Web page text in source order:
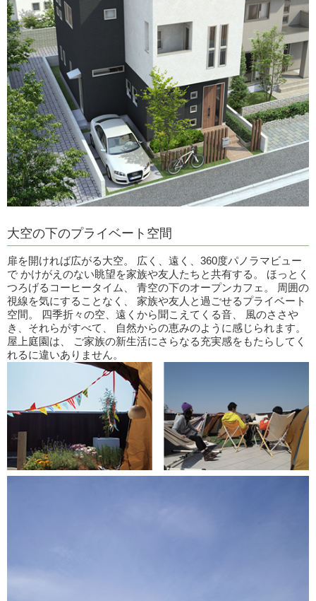
大空の下のプライベート空間
扉を開ければ広がる大空。 広く、遠く、360度パノラマビュー
で かけがえのない眺望を家族や友人たちと共有する。 ほっとく
つろげるコーヒータイム、 青空の下のオープンカフェ。 周囲の
視線を気にすることなく、 家族や友人と過ごせるプライベート
空間。 四季折々の空、遠くから聞こえてくる音、 風のささや
き、それらがすべて、 自然からの恵みのように感じられます。
屋上庭園は、 ご家族の新生活にさらなる充実感をもたらしてく
れるに違いありません。